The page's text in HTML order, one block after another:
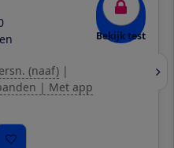
Bekijk test
(naaf) |
| Met app